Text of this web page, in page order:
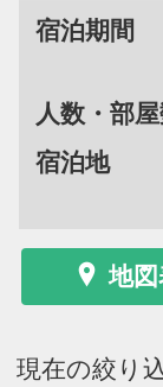
宿泊期間
人数・部
宿泊地
地
現在の絞り